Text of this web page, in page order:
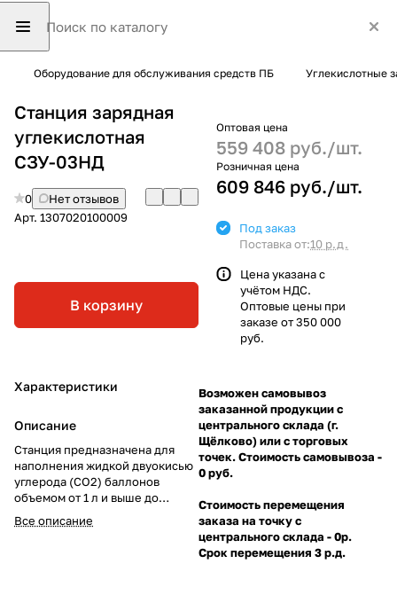
Оборудование для обслуживания средств ПБ Углекислотные
Станция зарядная
углекислотная
СЗУ-03НД
0
Нет отзывов
Арт. 1307020100009
В корзину
Характеристики
Описание
Станция предназначена для
наполнения жидкой двуокисью
углерода (СО2) баллонов
объемом от 1 л и выше до
давления 10 МПа (100 кгс/см²)
путем перепуска и дожатия из
Все описание
Оптовая цена
559 408 руб./шт.
Розничная цена
609 846 руб./шт.
Под заказ
Поставка от:10 р.д.
Цена указана с
учётом НДС.
Оптовые цены при
заказе от 350 000
руб.
Возможен самовывоз
заказанной продукции с
центрального склада (г.
Щёлково) или с торговых
точек. Стоимость самовывоза -
0 руб.
Стоимость перемещения
заказа на точку с
центрального склада - 0р.
Срок перемещения 3 р.д.